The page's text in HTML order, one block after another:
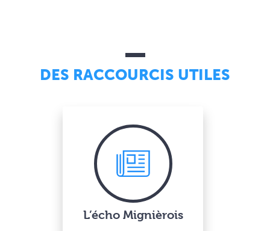
DES RACCOURCIS UTILES
L’écho Mignièrois